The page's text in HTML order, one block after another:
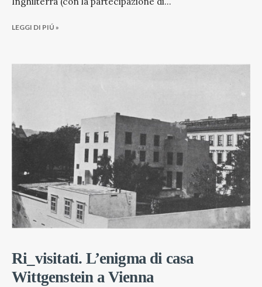
LEGGI DI PIÚ »
Ri_visitati. L’enigma di casa
Wittgenstein a Vienna